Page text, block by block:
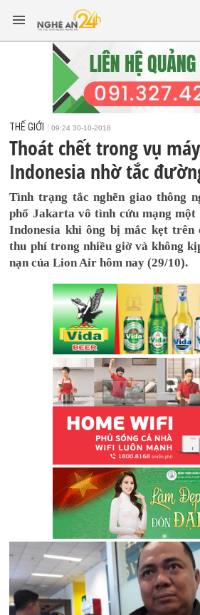
THẾ GIỚI 09:24 30-10-2018
Thoát chết trong vụ
Indonesia nhờ tắc
Tình trạng tắc nghẽn giao thông
phố Jakarta vô tình cứu mạng một
Indonesia khi ông bị mắc kẹt trên
thu phí trong nhiều giờ và không
nạn của Lion Air hôm nay (29/10).